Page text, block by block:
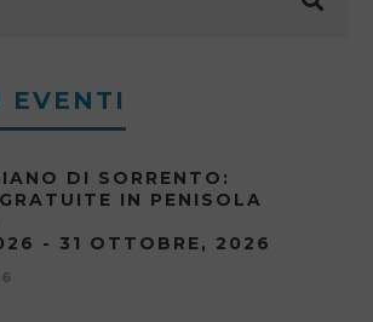
EVENTI
DI SORRENTO:
IN PENISOLA
- 31 OTTOBRE, 2026